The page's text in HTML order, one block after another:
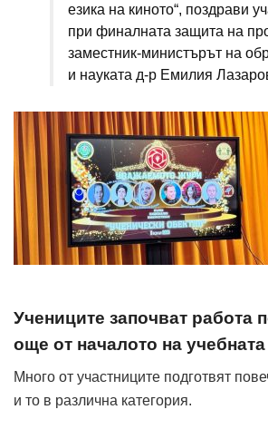
езика на киното“, поздрави
при финалната защита на
заместник-министърът на
и науката д-р Емилия
Учениците започват работа
още от началото на учебната
Много от участниците подготвят
и то в различна категория.